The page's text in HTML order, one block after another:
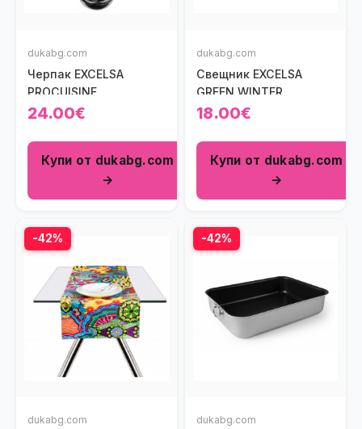
dukabg.com
Черпак EXCELSA
PROCUISINE
24.00€
Купи от dukabg.com
→
dukabg.com
Свещник EXCELSA
GREEN WINTER
18.00€
Купи от dukabg.com
→
-42%
dukabg.com
-42%
dukabg.com